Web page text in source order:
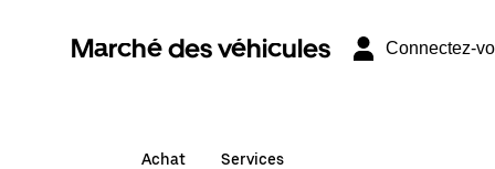
Marché des véhicules Connectez-
Achat Services